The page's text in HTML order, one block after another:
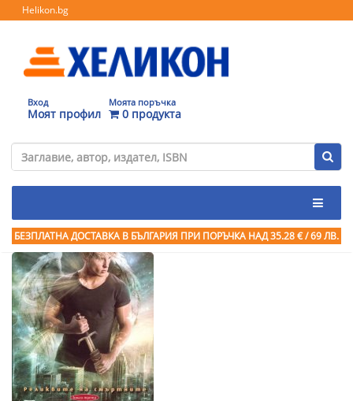
Helikon.bg
Вход
Моят профил
Моята поръчка
0 продукта
БЕЗПЛАТНА ДОСТАВКА В БЪЛГАРИЯ ПРИ ПОРЪЧКА НАД 35.28 € / 69 ЛВ.